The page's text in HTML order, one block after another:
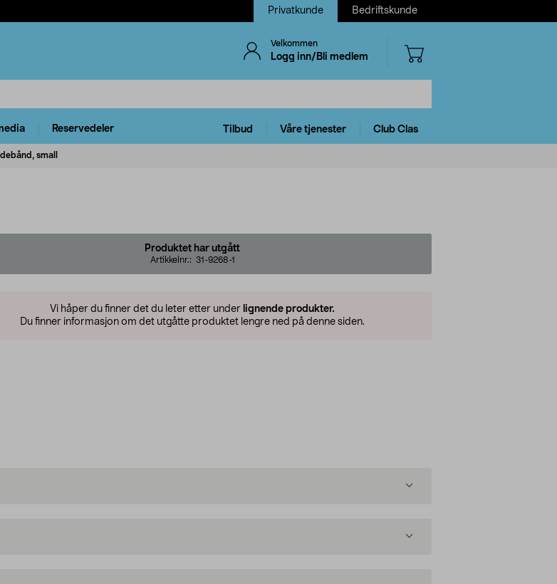
Privatkunde Bedriftskunde
Velkommen
Logg inn/Bli medlem
Reservedeler Tilbud Våre tjenester Club Clas
small
Produktet har utgått
Artikkelnr.: 31-9268-1
Vi håper du finner det du leter etter under lignende produkter.
Du finner informasjon om det utgåtte produktet lengre ned på denne siden.